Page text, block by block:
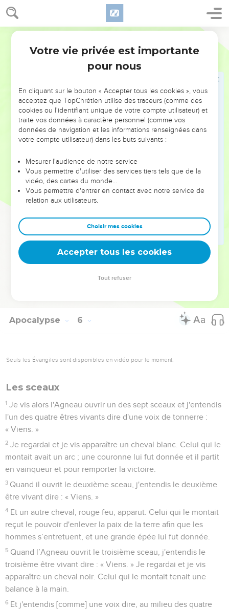
Apocalypse 5
Chacun tenait une harpe et des coupes d'or remplies de
parfums, qui sont les prières des saints,
et ils chantaient un cantique nouveau en disant : « Tu es
digne de prendre le livre et d'en ouvrir les sceaux, car tu as
été offert en sacrifice et tu as racheté pour Dieu par ton sang
des hommes de toute tribu, de toute langue, de tout peuple
et de toute nation.
Tu as fait d'eux des rois et des prêtres pour notre Dieu, et
ils régneront sur la terre. »
Je regardai et j'entendis la voix de nombreux anges
rassemblés autour du trône, des êtres vivants et des
de milliers.
Ils disaient d'une voix forte : « L'Agneau qui a été offert en
sacrifice est digne de recevoir la puissance, la richesse, la
sagesse, la force, l'honneur, la gloire et la louange. »
Toutes les créatures qui sont dans le ciel, sur la terre, sous
la terre, sur la mer, tous les êtres qui s'y trouvent, je les
entendis s’écrier : « A celui qui est assis sur le trône et à
l'Agneau soient la louange, l'honneur, la gloire et la
Apocalypse 6
Seuls les Évangiles sont disponibles en vidéo pour le moment.
Les sceaux
1 Je vis alors l'Agneau ouvrir un des sept sceaux et j'entendis
l'un des quatre êtres vivants dire d'une voix de tonnerre :
« Viens. »
2 Je regardai et je vis apparaître un cheval blanc. Celui qui le
montait avait un arc ; une couronne lui fut donnée et il partit
en vainqueur et pour remporter la victoire.
3 Quand il ouvrit le deuxième sceau, j'entendis le deuxième
être vivant dire : « Viens. »
4 Et un autre cheval, rouge feu, apparut. Celui qui le montait
reçut le pouvoir d'enlever la paix de la terre afin que les
hommes s’entretuent, et une grande épée lui fut donnée.
5 Quand l’Agneau ouvrit le troisième sceau, j'entendis le
troisième être vivant dire : « Viens. » Je regardai et je vis
apparaître un cheval noir. Celui qui le montait tenait une
balance à la main.
6 Et j'entendis [comme] une voix dire, au milieu des quatre
Votre vie privée est importante
pour nous
En cliquant sur le bouton « Accepter tous les cookies », vous
acceptez que TopChrétien utilise des traceurs (comme des
cookies ou l'identifiant unique de votre compte utilisateur) et
traite vos données à caractère personnel (comme vos
données de navigation et les informations renseignées dans
votre compte utilisateur) dans les buts suivants :
Mesurer l'audience de notre service
Vous permettre d'utiliser des services tiers tels que de la
vidéo, des cartes du monde…
Vous permettre d'entrer en contact avec notre service de
relation aux utilisateurs.
Choisir mes cookies
Accepter tous les cookies
Tout refuser